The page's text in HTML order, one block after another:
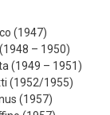
(1947)
– 1950)
(1949 – 1951)
(1952/1955)
(1957)